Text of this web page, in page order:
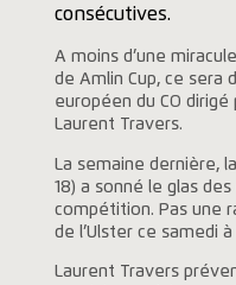
consécutives.
A moins d’une
de Amlin Cup, ce sera
européen du CO
Laurent Travers.
La semaine dernière,
18) a sonné le glas
compétition. Pas une
de l’Ulster ce samedi
Laurent Travers